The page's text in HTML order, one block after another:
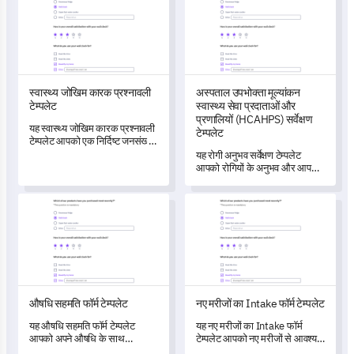
का मूल्यांकन कर सकते हैं और
व्यक्तिगत स्वास्थ्य देखभाल सिफारिशें
तैयार कर सकते हैं।
स्वास्थ्य जोखिम कारक प्रश्नावली
टेम्पलेट
यह स्वास्थ्य जोखिम कारक प्रश्नावली
टेम्पलेट आपको एक निर्दिष्ट जनसंख्या
मिलता है।
अस्पताल उपभोक्ता मूल्यांकन
स्वास्थ्य सेवा प्रदाताओं और
प्रणालियों (HCAHPS) सर्वेक्षण
टेम्पलेट
यह रोगी अनुभव सर्वेक्षण टेम्पलेट
आपको रोगियों के अनुभव और आपकी
धारणाओं को विस्तार से मापने और
समझने में मदद करता है।
औषधि सहमति फॉर्म टेम्पलेट
औषधि सहमति फॉर्म टेम्पलेट
यह औषधि सहमति फॉर्म टेम्पलेट
आपको अपने औषधि के साथ
नए मरीजों का Intake फॉर्म टेम्पलेट
नए मरीजों का Intake फॉर्म टेम्पलेट
यह नए मरीजों का Intake फॉर्म
टेम्पलेट आपको नए मरीजों से आवश्यक